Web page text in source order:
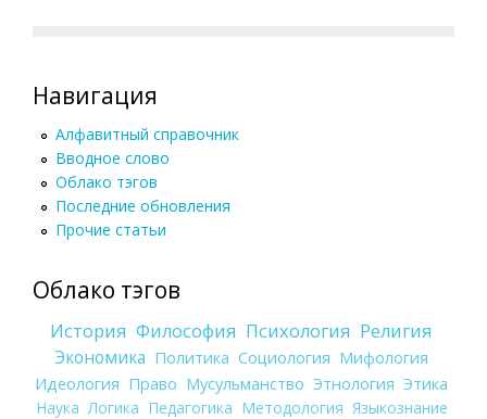
Навигация
Алфавитный справочник
Вводное слово
Облако тэгов
Последние обновления
Прочие статьи
Облако тэгов
История Философия Психология Религия
Экономика Политика Социология Мифология
Идеология Право Мусульманство Этнология Этика
Наука Логика Педагогика Методология Языкознание